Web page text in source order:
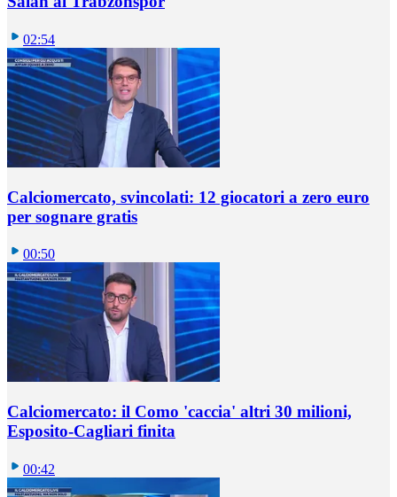
02:54
Calciomercato, svincolati: 12 giocatori a zero euro
per sognare gratis
00:50
Calciomercato: il Como 'caccia' altri 30 milioni,
Esposito-Cagliari finita
00:42